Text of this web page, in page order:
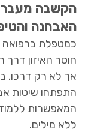
הקשבה מעבר
האבחנה
כמטפלת ברפואה
חוסר האיזון דרך
אך לא רק דרכו.
התפתחו שיטות
המאפשרות
ללא מילים.